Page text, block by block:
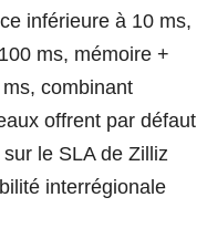
inférieure à 10 ms,
ms, mémoire +
combinant
offrent par défaut
le SLA de Zilliz
interrégionale